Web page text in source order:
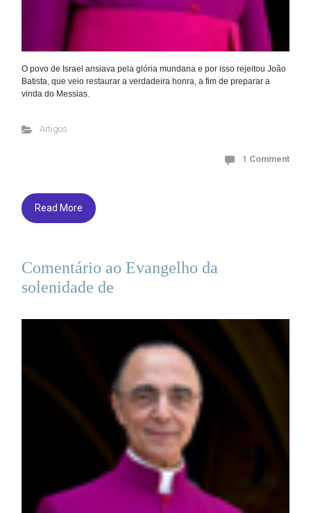
O povo de Israel ansiava pela glória mundana e por isso rejeitou João
Batista, que veio restaurar a verdadeira honra, a fim de preparar a
vinda do Messias.
Artigos
1 Comment
Read More
Comentário ao Evangelho da
solenidade de